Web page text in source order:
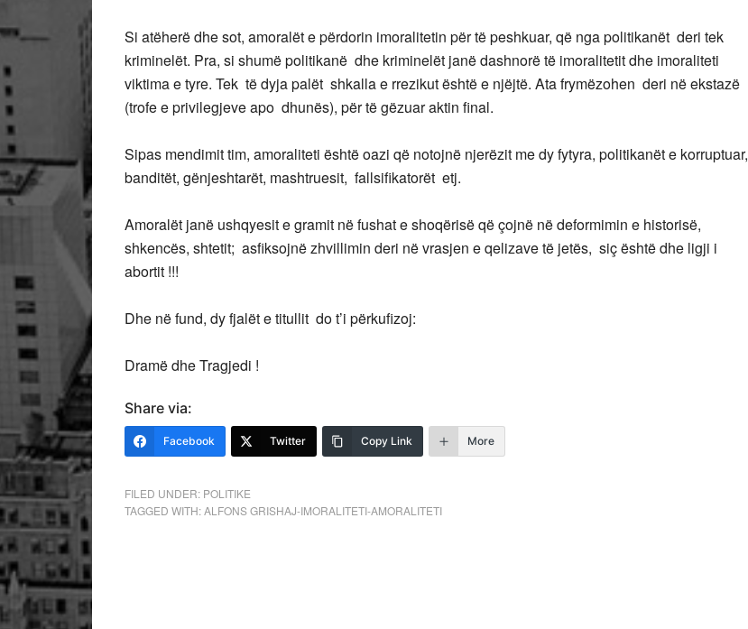
Si atëherë dhe sot, amoralët e përdorin imoralitetin për të peshkuar, që nga politikanët deri tek
kriminelët. Pra, si shumë politikanë dhe kriminelët janë dashnorë të imoralitetit dhe imoraliteti
viktima e tyre. Tek të dyja palët shkalla e rrezikut është e njëjtë. Ata frymëzohen deri në ekstazë
(trofe e privilegjeve apo dhunës), për të gëzuar aktin final.
Sipas mendimit tim, amoraliteti është oazi që notojnë njerëzit me dy fytyra, politikanët e korruptuar,
banditët, gënjeshtarët, mashtruesit, fallsifikatorët etj.
Amoralët janë ushqyesit e gramit në fushat e shoqërisë që çojnë në deformimin e historisë,
shkencës, shtetit; asfiksojnë zhvillimin deri në vrasjen e qelizave të jetës, siç është dhe ligji i
abortit !!!
Dhe në fund, dy fjalët e titullit do t’i përkufizoj:
Dramë dhe Tragjedi !
Share via:
Facebook Twitter Copy Link More
FILED UNDER: POLITIKE
TAGGED WITH:ALFONS GRISHAJ-IMORALITETI-AMORALITETI